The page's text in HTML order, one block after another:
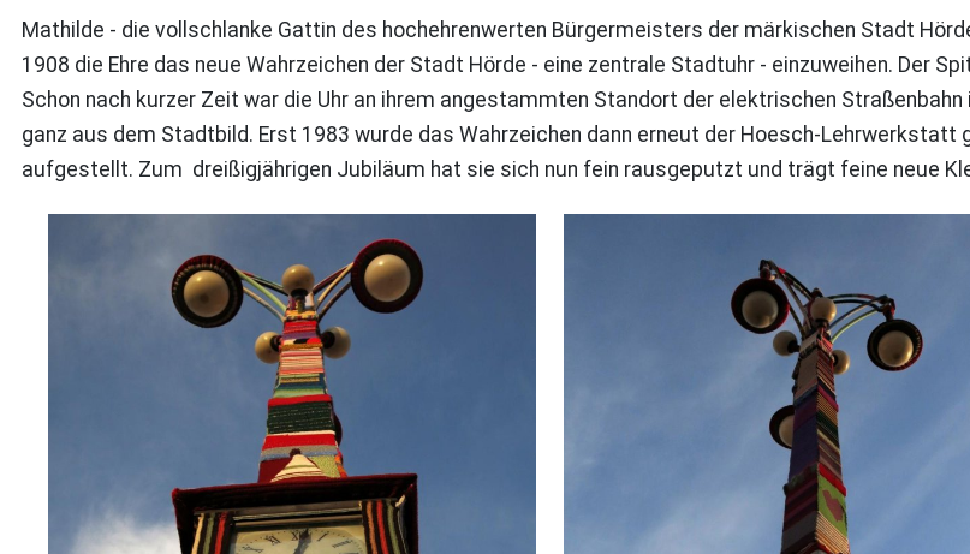
Mathilde - die vollschlanke Gattin des hochehrenwerten Bürgermeisters der märkischen Stadt
1908 die Ehre das neue Wahrzeichen der Stadt Hörde - eine zentrale Stadtuhr - einzuweihen. Der
Schon nach kurzer Zeit war die Uhr an ihrem angestammten Standort der elektrischen
ganz aus dem Stadtbild. Erst 1983 wurde das Wahrzeichen dann erneut der Hoesch-
aufgestellt. Zum dreißigjährigen Jubiläum hat sie sich nun fein rausgeputzt und trägt feine neue